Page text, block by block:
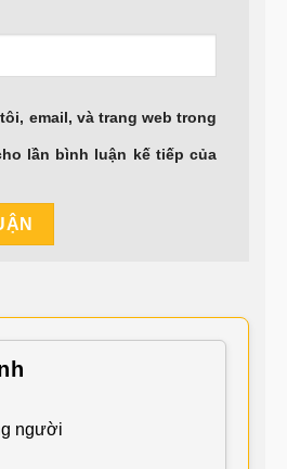
email, và trang web trong
lần bình luận kế tiếp của
người